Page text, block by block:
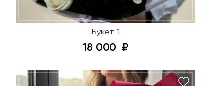
Букет 1
18 000